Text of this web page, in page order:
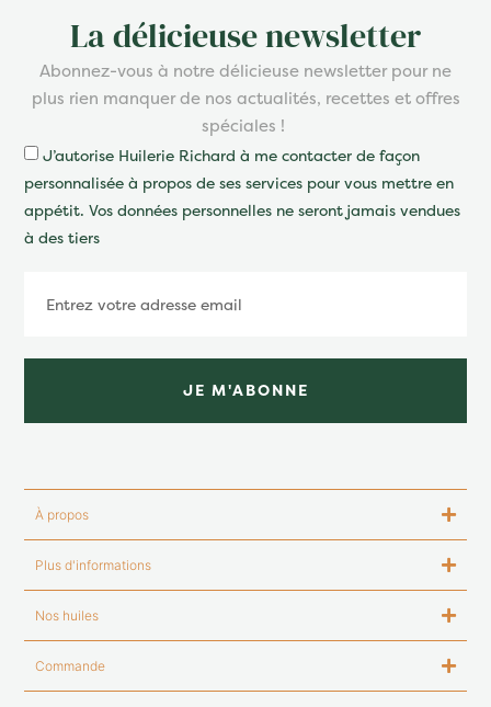
La délicieuse newsletter
Abonnez-vous à notre délicieuse newsletter pour ne
plus rien manquer de nos actualités, recettes et offres
spéciales !
J’autorise Huilerie Richard à me contacter de façon
personnalisée à propos de ses services pour vous mettre en
appétit. Vos données personnelles ne seront jamais vendues
à des tiers
JE M'ABONNE
À propos
Plus d'informations
Nos huiles
Commande